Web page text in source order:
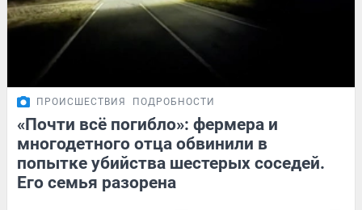
ПРОИСШЕСТВИЯ ПОДРОБНОСТИ
«Почти всё погибло»: фермера и
многодетного отца обвинили в
попытке убийства шестерых соседей.
Его семья разорена